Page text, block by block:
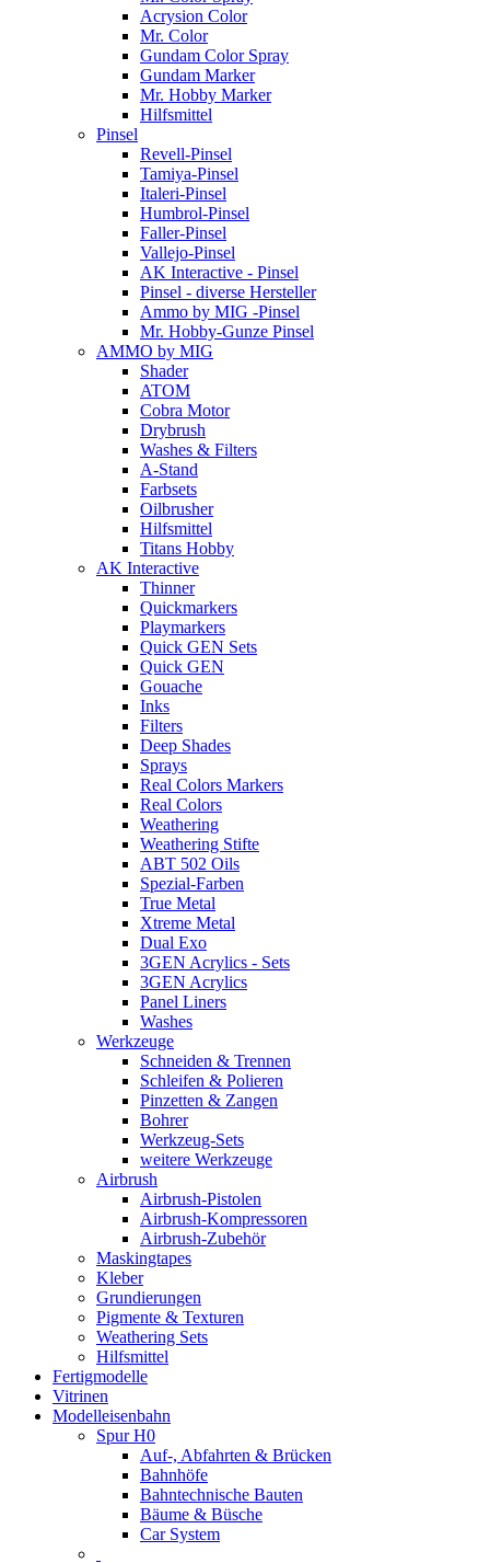
Acrysion Color
Mr. Color
Gundam Color Spray
Gundam Marker
Mr. Hobby Marker
Hilfsmittel
Pinsel
Revell-Pinsel
Tamiya-Pinsel
Italeri-Pinsel
Humbrol-Pinsel
Faller-Pinsel
Vallejo-Pinsel
AK Interactive - Pinsel
Pinsel - diverse Hersteller
Ammo by MIG -Pinsel
Mr. Hobby-Gunze Pinsel
AMMO by MIG
Shader
ATOM
Cobra Motor
Drybrush
Washes & Filters
A-Stand
Farbsets
Oilbrusher
Hilfsmittel
Titans Hobby
AK Interactive
Thinner
Quickmarkers
Playmarkers
Quick GEN Sets
Quick GEN
Gouache
Inks
Filters
Deep Shades
Sprays
Real Colors Markers
Real Colors
Weathering
Weathering Stifte
ABT 502 Oils
Spezial-Farben
True Metal
Xtreme Metal
Dual Exo
3GEN Acrylics - Sets
3GEN Acrylics
Panel Liners
Washes
Werkzeuge
Schneiden & Trennen
Schleifen & Polieren
Pinzetten & Zangen
Bohrer
Werkzeug-Sets
weitere Werkzeuge
Airbrush
Airbrush-Pistolen
Airbrush-Kompressoren
Airbrush-Zubehör
Maskingtapes
Kleber
Grundierungen
Pigmente & Texturen
Weathering Sets
Hilfsmittel
Fertigmodelle
Vitrinen
Modelleisenbahn
Spur H0
Auf-, Abfahrten & Brücken
Bahnhöfe
Bahntechnische Bauten
Bäume & Büsche
Car System